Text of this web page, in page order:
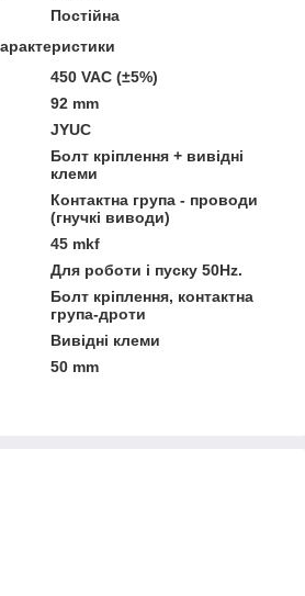
Постійна
450 VAC (±5%)
92 mm
JYUC
Болт кріплення + вивідні
клеми
Контактна група - проводи
(гнучкі виводи)
45 mkf
Для роботи і пуску 50Hz.
Болт кріплення, контактна
група-дроти
Вивідні клеми
50 mm